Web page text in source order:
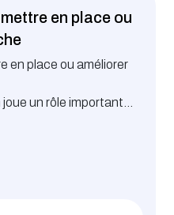
en place ou
en place ou améliorer
un rôle important
phase avec la
formation a été